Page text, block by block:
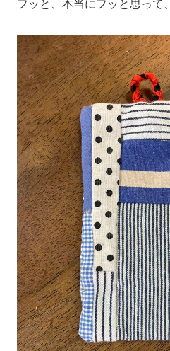
フッと、本当にフッと思って、